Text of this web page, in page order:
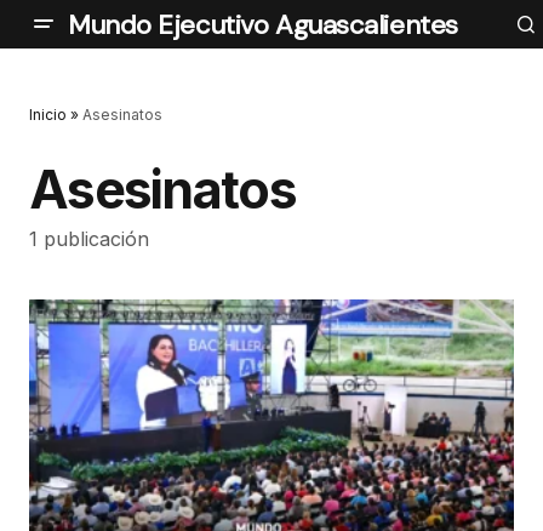
Mundo Ejecutivo Aguascalientes
Inicio » Asesinatos
Asesinatos
1 publicación